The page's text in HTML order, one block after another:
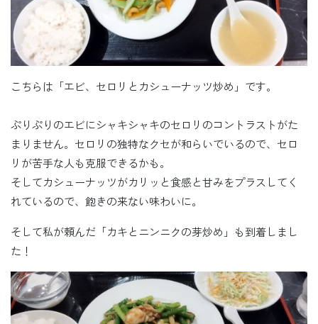
こちらは「エビ、セロリとカシューナッツ炒め」です。
ぷりぷりのエビにシャキシャキのセロリのコントラストがた
まりません。セロリの独特なクセが和らいでいるので、セロ
リが苦手な人も克服できるかも。
そしてカシューナッツがカリッと食感と甘みをプラスしてく
れているので、飽きの来ない味わいに。
そして私が頼んだ「カキとニンニクの芽炒め」も到着しまし
た！